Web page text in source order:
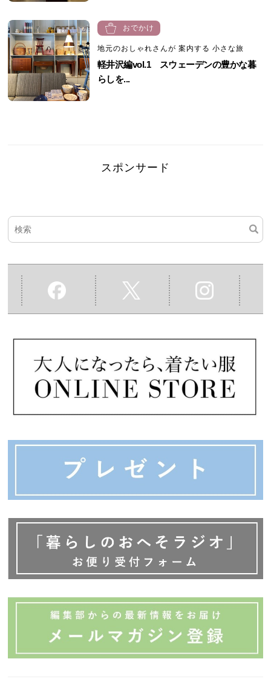
おでかけ
地元のおしゃれさんが 案内する 小さな旅
軽井沢編vol.1 スウェーデンの豊かな暮
らしを...
スポンサード